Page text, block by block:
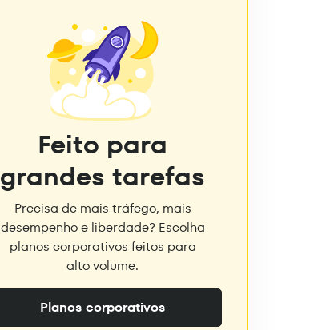
Feito para
grandes tarefas
Precisa de mais tráfego, mais
desempenho e liberdade? Escolha
planos corporativos feitos para
alto volume.
Planos corporativos